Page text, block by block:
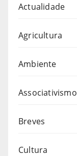
Actualidade
Agricultura
Ambiente
Associativismo
Breves
Cultura